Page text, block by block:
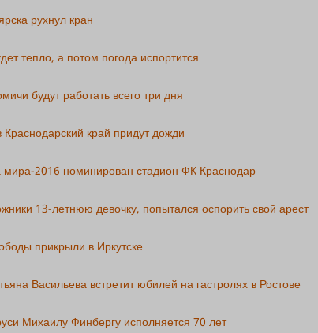
рухнул кран
тепло, а потом погода испортится
будут работать всего три дня
край придут дожди
2016 номинирован стадион ФК Краснодар
13-летнюю девочку, попытался оспорить свой арест
прикрыли в Иркутске
Васильева встретит юбилей на гастролях в Ростове
Михаилу Финбергу исполняется 70 лет